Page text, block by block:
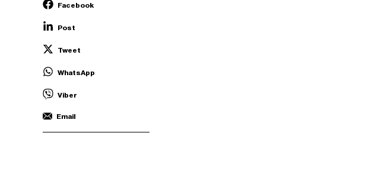
Facebook
Post
Tweet
WhatsApp
Viber
Email